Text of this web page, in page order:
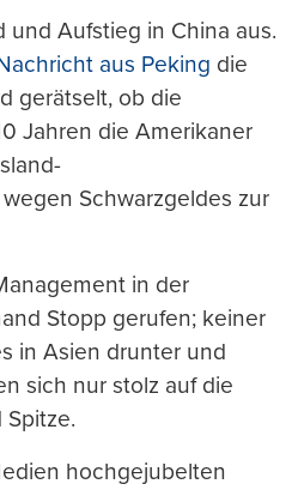
und Aufstieg in China aus.
aus Peking die
gerätselt, ob die
Jahren die Amerikaner
Schwarzgeldes zur
in der
Stopp gerufen; keiner
in Asien drunter und
sich nur stolz auf die
Spitze.
hochgejubelten